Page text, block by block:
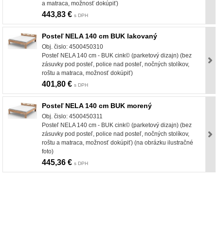
a matraca, možnosť dokúpiť)
443,83 € s DPH
Posteľ NELA 140 cm BUK lakovaný
Obj. čislo: 4500450310
Posteľ NELA 140 cm - BUK cink© (parketový dizajn) (bez
zásuvky pod posteľ, police nad posteľ, nočných stolíkov,
roštu a matraca, možnosť dokúpiť)
401,80 € s DPH
Posteľ NELA 140 cm BUK morený
Obj. čislo: 4500450311
Posteľ NELA 140 cm - BUK cink© (parketový dizajn) (bez
zásuvky pod posteľ, police nad posteľ, nočných stolíkov,
roštu a matraca, možnosť dokúpiť) (na obrázku ilustračné
foto)
445,36 € s DPH